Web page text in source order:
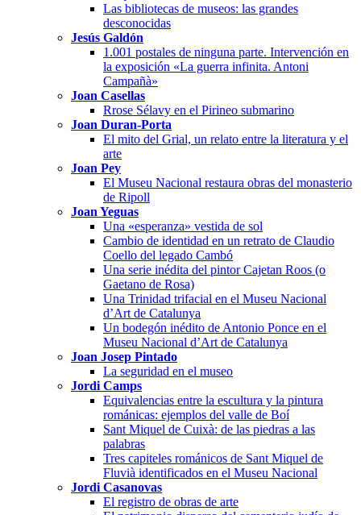
Las bibliotecas de museos: las grandes
desconocidas
Jesús Galdón
1.001 postales de ninguna parte. Intervención en
la exposición «La guerra infinita. Antoni
Campañà»
Joan Casellas
Rrose Sélavy en el Pirineo submarino
Joan Duran-Porta
El mito del Grial, un relato entre la literatura y el
arte
Joan Pey
El Museu Nacional restaura obras del monasterio
de Ripoll
Joan Yeguas
Una «esperanza» vestida de sol
Cambio de identidad en un retrato de Claudio
Coello del legado Cambó
Una serie inédita del pintor Cajetan Roos (o
Gaetano de Rosa)
Una Trinidad trifacial en el Museu Nacional
d’Art de Catalunya
Un bodegón inédito de Antonio Ponce en el
Museu Nacional d’Art de Catalunya
Joan Josep Pintado
La seguridad en el museo
Jordi Camps
Equivalencias entre la escultura y la pintura
románicas: ejemplos del valle de Boí
Sant Miquel de Cuixà: de las piedras a las
palabras
Tres capiteles románicos de Sant Miquel de
Fluvià identificados en el Museu Nacional
Jordi Casanovas
El registro de obras de arte